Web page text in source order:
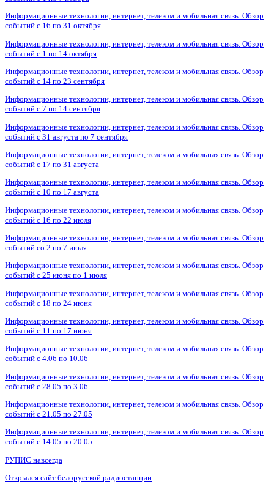
Информационные технологии, интернет, телеком и мобильная связь. Обзор
событий с 16 по 31 октября
Информационные технологии, интернет, телеком и мобильная связь. Обзор
событий с 1 по 14 октября
Информационные технологии, интернет, телеком и мобильная связь. Обзор
событий с 14 по 23 сентября
Информационные технологии, интернет, телеком и мобильная связь. Обзор
событий с 7 по 14 сентября
Информационные технологии, интернет, телеком и мобильная связь. Обзор
событий с 31 августа по 7 сентября
Информационные технологии, интернет, телеком и мобильная связь. Обзор
событий с 17 по 31 августа
Информационные технологии, интернет, телеком и мобильная связь. Обзор
событий с 10 по 17 августа
Информационные технологии, интернет, телеком и мобильная связь. Обзор
событий с 16 по 22 июля
Информационные технологии, интернет, телеком и мобильная связь. Обзор
событий со 2 по 7 июля
Информационные технологии, интернет, телеком и мобильная связь. Обзор
событий с 25 июня по 1 июля
Информационные технологии, интернет, телеком и мобильная связь. Обзор
событий с 18 по 24 июня
Информационные технологии, интернет, телеком и мобильная связь. Обзор
событий с 11 по 17 июня
Информационные технологии, интернет, телеком и мобильная связь. Обзор
событий с 4.06 по 10.06
Информационные технологии, интернет, телеком и мобильная связь. Обзор
событий с 28.05 по 3.06
Информационные технологии, интернет, телеком и мобильная связь. Обзор
событий с 21.05 по 27.05
Информационные технологии, интернет, телеком и мобильная связь. Обзор
событий с 14.05 по 20.05
РУПИС навсегда
Открылся сайт белорусской радиостанции